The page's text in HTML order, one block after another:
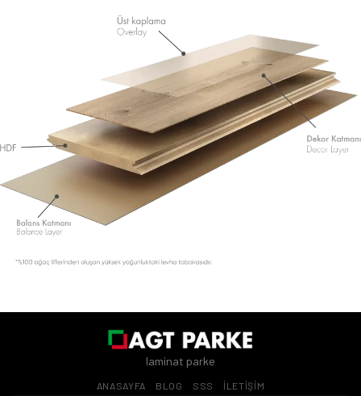
laminat parke
ANASAYFA BLOG SSS İLETİŞİM